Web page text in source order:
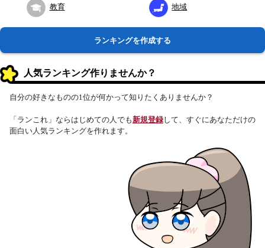
教育 地域
ランキングを作成する
人気ランキング作りませんか？
自分の好きなものの1位が何かって知りたくありませんか？
「ランこれ」ならはじめての人でも新規登録して、すぐにあなただけの
面白い人気ランキングを作れます。